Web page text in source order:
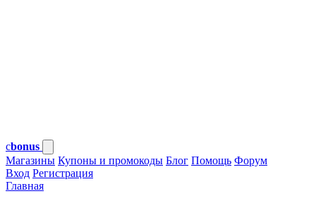
cbonus
Магазины Купоны и промокоды Блог Помощь Форум
Вход Регистрация
Главная